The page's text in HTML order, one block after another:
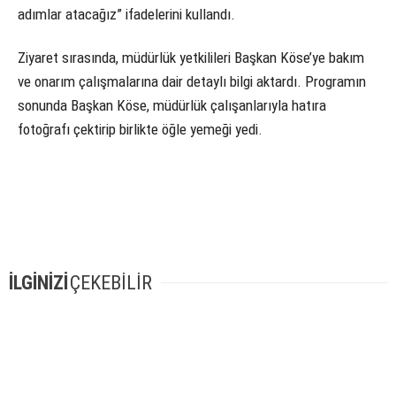
adımlar atacağız” ifadelerini kullandı.
Ziyaret sırasında, müdürlük yetkilileri Başkan Köse’ye bakım
ve onarım çalışmalarına dair detaylı bilgi aktardı. Programın
sonunda Başkan Köse, müdürlük çalışanlarıyla hatıra
fotoğrafı çektirip birlikte öğle yemeği yedi.
İLGİNİZİÇEKEBİLİR